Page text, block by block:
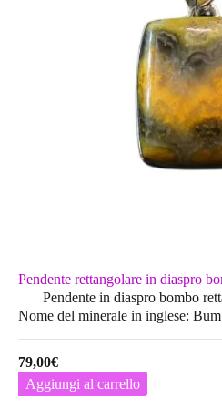
Pendente rettangolare in diaspro
Pendente in diaspro bombo
Nome del minerale in inglese:
79,00€
Aggiungi al carrello